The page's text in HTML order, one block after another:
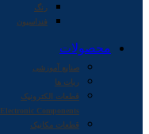
رنگ
فنداسیون
محصولات
صنایع آموزشی
ربات ها
قطعات الکترونیک
Electronic Components
قطعات مکانیک